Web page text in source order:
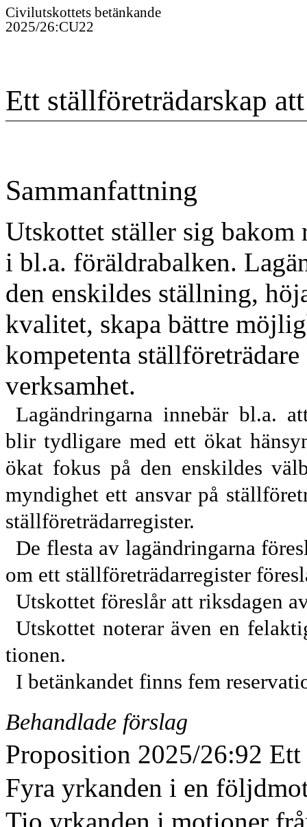
Civilutskottets betänkande
2025/26:CU22
Ett ställföreträdarskap
Sammanfattning
Utskottet ställer sig
i bl.a. föräldrabalken.
den enskildes ställning,
kvalitet, skapa bättre
kompetenta
verksamhet.
Lagändringarna innebär bl.a.
blir tydligare med ett ökat
ökat fokus på den enskildes
myndighet ett ansvar på
ställföreträdarregister.
De flesta av lagändringarna
om ett ställföreträdarregister
Utskottet föreslår att riksdagen
Utskottet noterar även en
tionen.
I betänkandet finns fem
Behandlade förslag
Proposition 2025/26:92
Fyra yrkanden i en
Tio yrkanden i motioner